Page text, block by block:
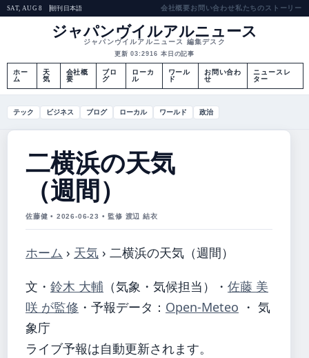
SAT, AUG 8 朝刊 日本語 会社概要お問い合わせ私たちのストーリー
ジャパンヴイルアルニュース
ジャパンヴイルアルニュース 編集デスク
更新 03:2916 本日の記事
ホー
ム
天
気
会社概
要
ブロ
グ
ローカ
ル
ワール
ド
お問い合わ
せ
ニュースレ
ター
テック ビジネス ブログ ローカル ワールド 政治
二横浜の天気
（週間）
佐藤健 • 2026-06-23 • 監修 渡辺 結衣
ホーム › 天気 › 二横浜の天気（週間）
文・ 鈴木 大輔 （気象・気候担当） ・ 佐藤 美
咲 が監修 ・ 予報データ： Open-Meteo ・ 気
象庁
ライブ予報は自動更新されます。